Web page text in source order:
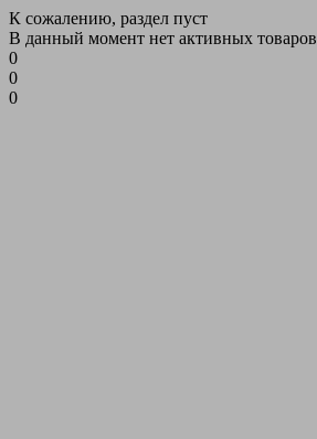
К сожалению, раздел пуст
В данный момент нет активных товаров
0
0
0